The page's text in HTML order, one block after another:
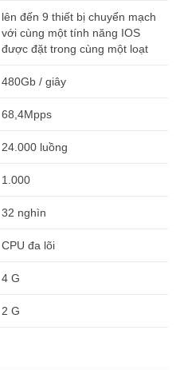
lên đến 9 thiết bị chuyển mạch
với cùng một tính năng IOS
được đặt trong cùng một loạt
480Gb / giây
68,4Mpps
24.000 luồng
1.000
32 nghìn
CPU đa lõi
4 G
2 G